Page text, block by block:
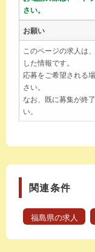
さい。
お願い
このページの求人は
した情報です。
応募をご希望される
さい。
なお、既に募集が終
い。
関連条件
福島県の求人